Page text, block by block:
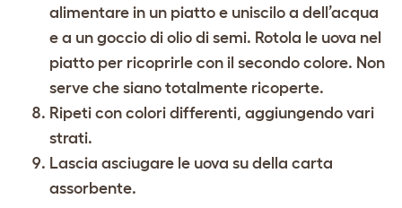
alimentare in un piatto e uniscilo a dell’acqua
e a un goccio di olio di semi. Rotola le uova nel
piatto per ricoprirle con il secondo colore. Non
serve che siano totalmente ricoperte.
Ripeti con colori differenti, aggiungendo vari
strati.
Lascia asciugare le uova su della carta
assorbente.